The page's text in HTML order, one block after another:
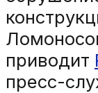
приводит
пресс-